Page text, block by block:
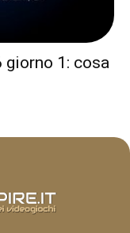
giorno 1: cosa